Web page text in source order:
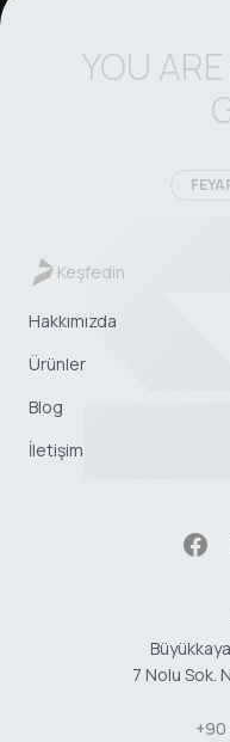
YOU
Keşfedin
Hakkımızda
Ürünler
Blog
İletişim
7 Nolu Sok.
+90